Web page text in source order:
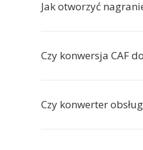
Jak otworzyć
Czy konwersja CAF
Czy konwerter